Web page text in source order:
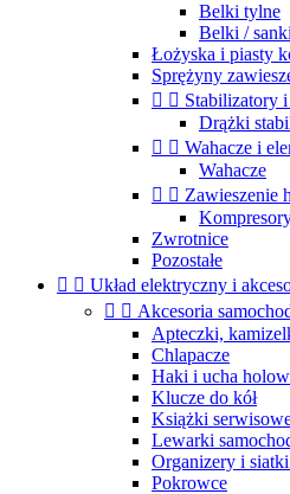
Belki tylne
Belki /
Łożyska i piasty
Sprężyny
  Stabilizatory
Drążki
  Wahacze i
Wahacze
  Zawieszenie
Zwrotnice
Pozostałe
  Układ elektryczny i
  Akcesoria
Apteczki,
Chlapacze
Haki i ucha
Klucze do kół
Książki
Lewarki
Organizery i
Pokrowce